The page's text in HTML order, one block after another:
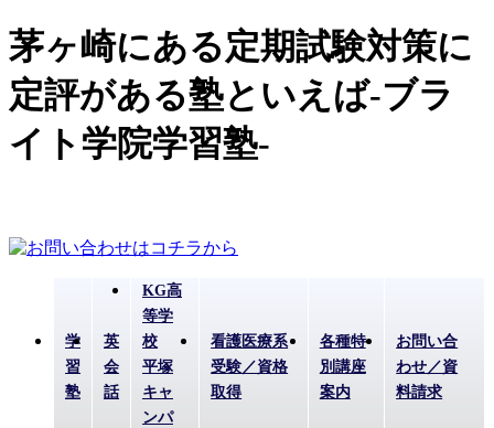
茅ヶ崎にある定期試験対策に
定評がある塾といえば-ブラ
イト学院学習塾-
学
習
塾
英
会
話
KG高
等学
校
平塚
キャ
ンパ
看護医療系
受験／資格
取得
各種特
別講座
案内
お問い合
わせ／資
料請求